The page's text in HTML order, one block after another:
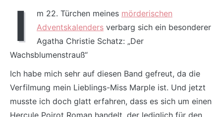
I m 22. Türchen meines mörderischen
Adventskalenders verbarg sich ein besonderer
Agatha Christie Schatz: „Der
Wachsblumenstrauß“
Ich habe mich sehr auf diesen Band gefreut, da die
Verfilmung mein Lieblings-Miss Marple ist. Und jetzt
musste ich doch glatt erfahren, dass es sich um einen
Hercule Poirot Roman handelt, der lediglich für den